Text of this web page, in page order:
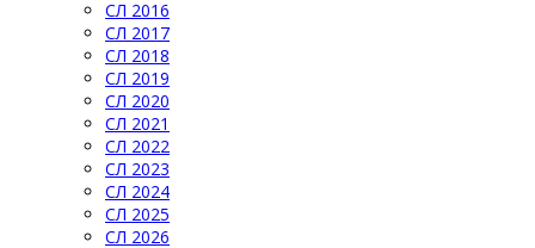
СЛ 2016
СЛ 2017
СЛ 2018
СЛ 2019
СЛ 2020
СЛ 2021
СЛ 2022
СЛ 2023
СЛ 2024
СЛ 2025
СЛ 2026